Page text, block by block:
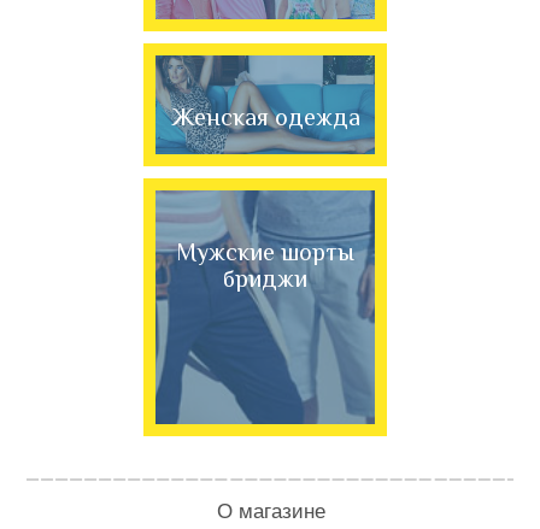
Женская одежда
Мужские шорты
бриджи
О магазине